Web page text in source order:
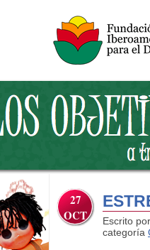
Escrito
categoría
27
OCT